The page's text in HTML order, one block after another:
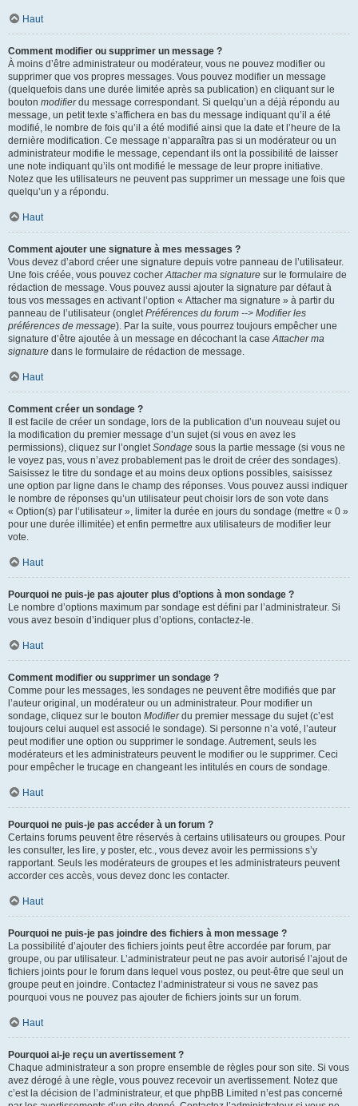
Haut
Comment modifier ou supprimer un message ?
À moins d’être administrateur ou modérateur, vous ne pouvez modifier ou
supprimer que vos propres messages. Vous pouvez modifier un message
(quelquefois dans une durée limitée après sa publication) en cliquant sur le
bouton modifierdu message correspondant. Si quelqu’un a déjà répondu au
message, un petit texte s’affichera en bas du message indiquant qu’il a été
modifié, le nombre de fois qu’il a été modifié ainsi que la date et l’heure de la
dernière modification. Ce message n’apparaîtra pas si un modérateur ou un
administrateur modifie le message, cependant ils ont la possibilité de laisser
une note indiquant qu’ils ont modifié le message de leur propre initiative.
Notez que les utilisateurs ne peuvent pas supprimer un message une fois que
quelqu’un y a répondu.
Haut
Comment ajouter une signature à mes messages ?
Vous devez d’abord créer une signature depuis votre panneau de l’utilisateur.
Une fois créée, vous pouvez cocherAttacher ma signature sur le formulaire de
rédaction de message. Vous pouvez aussi ajouter la signature par défaut à
tous vos messages en activant l’option « Attacher ma signature » à partir du
panneau de l’utilisateur (ongletPréférences du forum --> Modifier les
préférences de message). Par la suite, vous pourrez toujours empêcher une
signature d’être ajoutée à un message en décochant la caseAttacher ma
signature dans le formulaire de rédaction de message.
Haut
Comment créer un sondage ?
Il est facile de créer un sondage, lors de la publication d’un nouveau sujet ou
la modification du premier message d’un sujet (si vous en avez les
permissions), cliquez sur l’ongletSondage sous la partie message (si vous ne
le voyez pas, vous n’avez probablement pas le droit de créer des sondages).
Saisissez le titre du sondage et au moins deux options possibles, saisissez
une option par ligne dans le champ des réponses. Vous pouvez aussi indiquer
le nombre de réponses qu’un utilisateur peut choisir lors de son vote dans
« Option(s) par l’utilisateur », limiter la durée en jours du sondage (mettre « 0 »
pour une durée illimitée) et enfin permettre aux utilisateurs de modifier leur
vote.
Haut
Pourquoi ne puis-je pas ajouter plus d’options à mon sondage ?
Le nombre d’options maximum par sondage est défini par l’administrateur. Si
vous avez besoin d’indiquer plus d’options, contactez-le.
Haut
Comment modifier ou supprimer un sondage ?
Comme pour les messages, les sondages ne peuvent être modifiés que par
l’auteur original, un modérateur ou un administrateur. Pour modifier un
sondage, cliquez sur le bouton Modifierdu premier message du sujet (c’est
toujours celui auquel est associé le sondage). Si personne n’a voté, l’auteur
peut modifier une option ou supprimer le sondage. Autrement, seuls les
modérateurs et les administrateurs peuvent le modifier ou le supprimer. Ceci
pour empêcher le trucage en changeant les intitulés en cours de sondage.
Haut
Pourquoi ne puis-je pas accéder à un forum ?
Certains forums peuvent être réservés à certains utilisateurs ou groupes. Pour
les consulter, les lire, y poster, etc., vous devez avoir les permissions s’y
rapportant. Seuls les modérateurs de groupes et les administrateurs peuvent
accorder ces accès, vous devez donc les contacter.
Haut
Pourquoi ne puis-je pas joindre des fichiers à mon message ?
La possibilité d’ajouter des fichiers joints peut être accordée par forum, par
groupe, ou par utilisateur. L’administrateur peut ne pas avoir autorisé l’ajout de
fichiers joints pour le forum dans lequel vous postez, ou peut-être que seul un
groupe peut en joindre. Contactez l’administrateur si vous ne savez pas
pourquoi vous ne pouvez pas ajouter de fichiers joints sur un forum.
Haut
Pourquoi ai-je reçu un avertissement ?
Chaque administrateur a son propre ensemble de règles pour son site. Si vous
avez dérogé à une règle, vous pouvez recevoir un avertissement. Notez que
c’est la décision de l’administrateur, et que phpBB Limited n’est pas concerné